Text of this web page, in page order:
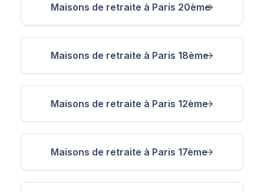
Maisons de retraite à Paris 20ème
Maisons de retraite à Paris 18ème
Maisons de retraite à Paris 12ème
Maisons de retraite à Paris 17ème